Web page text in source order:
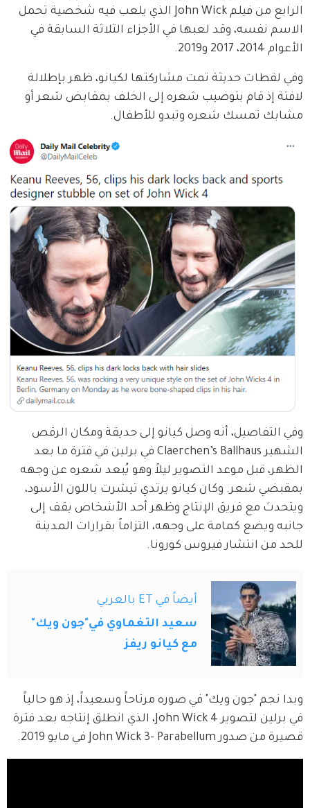
الرابع من فيلم John Wick الذي يلعب فيه شخصية تحمل
الاسم نفسه، وقد لعبها في الأجزاء الثلاثة السابقة في
الأعوام 2014، 2017 و2019.
وفي لقطات حديثة تمت مشاركتها لكيانو، ظهر بإطلالة
لافتة إذ قام بتوضيب شعره إلى الخلف بمقابض شعر أو
مشابك تمسك شعره وتبدو للأطفال.
وفي التفاصيل، أنه وصل كيانو إلى حديقة ومكان الرقص
الشهير Claerchen’s Ballhaus في برلين في فترة ما بعد
الظهر، قبل موعد التصوير ليلاً وهو يُبعد شعره عن وجهه
بمقبضي شعر. وكان كيانو يرتدي تيشرت باللون الأسود،
ويتحدث مع فريق الإنتاج وظهر أحد الأشخاص يقف إلى
جانبه ويضع كمامة على وجهه، التزاماً بقرارات المدينة
للحد من انتشار فيروس كورونا.
أيضاً في ET بالعربي
سعيد التغماوي في"جون ويك"
مع كيانو ريفز
وبدا نجم "جون ويك" في صوره مرتاحاً وسعيداً، إذ هو حالياً
في برلين لتصوير John Wick 4، الذي انطلق إنتاجه بعد فترة
قصيرة من صدور John Wick 3- Parabellum في مايو 2019.